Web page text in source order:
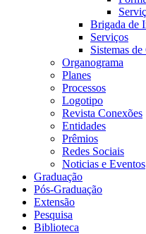
Brigada de
Serviços
Sistemas de
Organograma
Planes
Processos
Logotipo
Revista Conexões
Entidades
Prêmios
Redes Sociais
Noticias e Eventos
Graduação
Pós-Graduação
Extensão
Pesquisa
Biblioteca